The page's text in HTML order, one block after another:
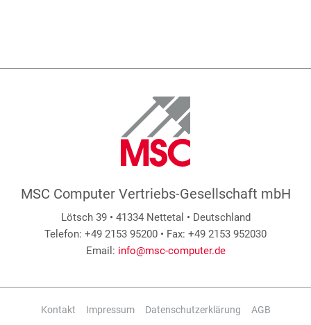
MSC Computer Vertriebs-Gesellschaft mbH
Lötsch 39 • 41334 Nettetal • Deutschland
Telefon: +49 2153 95200 • Fax: +49 2153 952030
Email: info@msc-computer.de
Kontakt Impressum Datenschutzerklärung AGB